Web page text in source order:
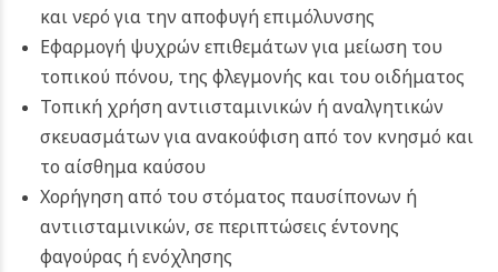
και νερό για την αποφυγή επιμόλυνσης
Εφαρμογή ψυχρών επιθεμάτων για μείωση του
τοπικού πόνου, της φλεγμονής και του οιδήματος
Τοπική χρήση αντιισταμινικών ή αναλγητικών
σκευασμάτων για ανακούφιση από τον κνησμό και
το αίσθημα καύσου
Χορήγηση από του στόματος παυσίπονων ή
αντιισταμινικών, σε περιπτώσεις έντονης
φαγούρας ή ενόχλησης